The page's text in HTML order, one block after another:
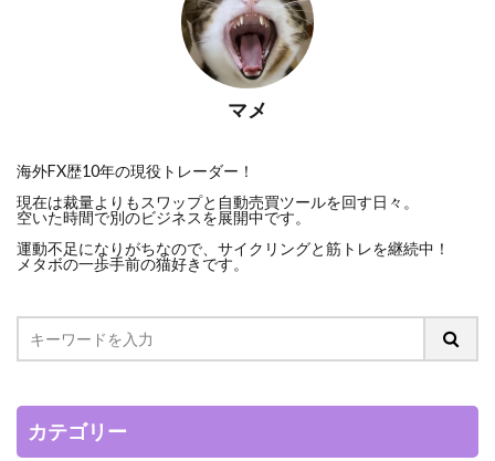
マメ
海外FX歴10年の現役トレーダー！
現在は裁量よりもスワップと自動売買ツールを回す日々。
空いた時間で別のビジネスを展開中です。
運動不足になりがちなので、サイクリングと筋トレを継続中！
メタボの一歩手前の猫好きです。
カテゴリー